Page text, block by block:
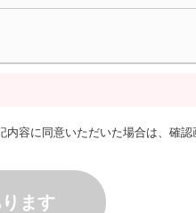
内容に同意いただいた場合は、確
ます